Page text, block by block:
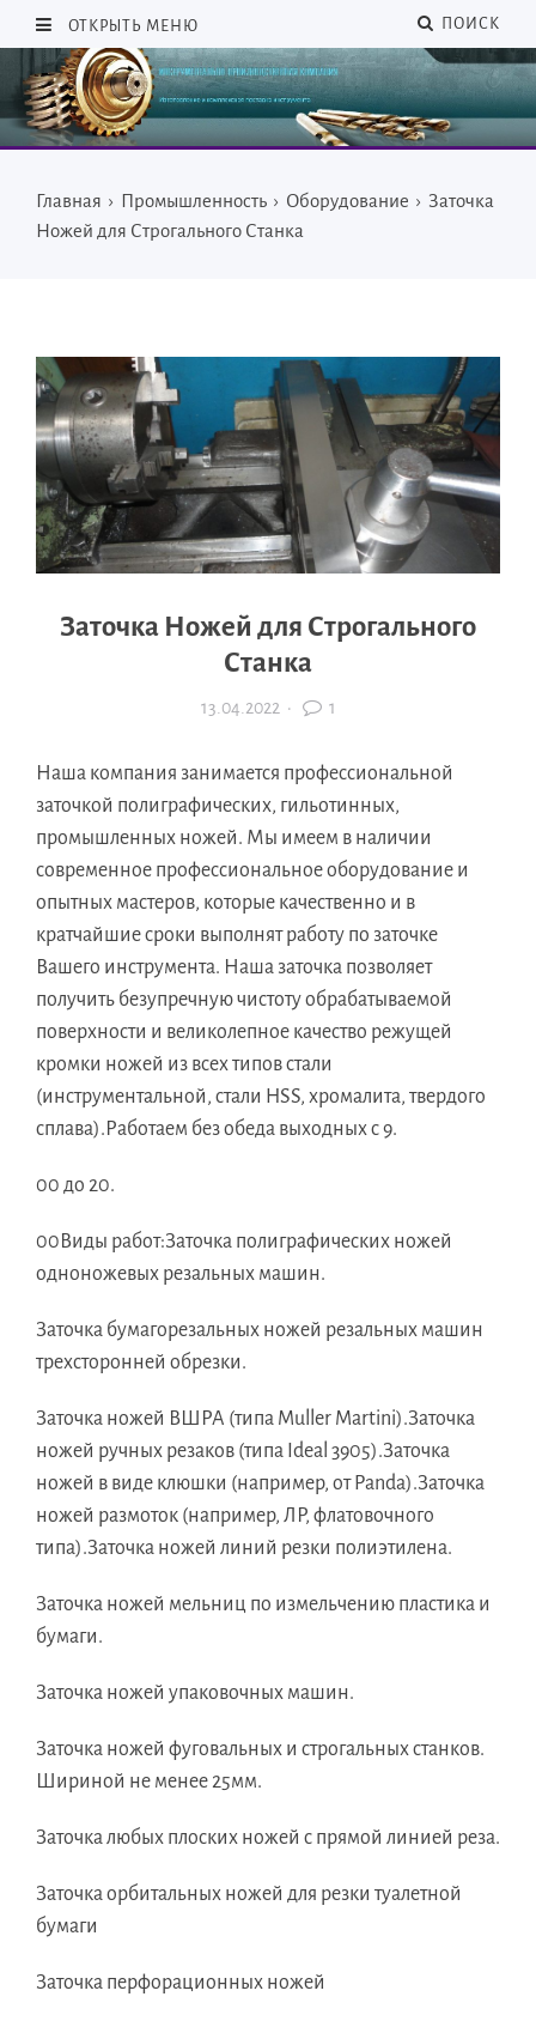
ОТКРЫТЬ МЕНЮ ПОИСК
Главная › Промышленность › Оборудование › Заточка
Ножей для Строгального Станка
Заточка Ножей для Строгального
Станка
13.04.2022· 1
Наша компания занимается профессиональной
заточкой полиграфических, гильотинных,
промышленных ножей. Мы имеем в наличии
современное профессиональное оборудование и
опытных мастеров, которые качественно и в
кратчайшие сроки выполнят работу по заточке
Вашего инструмента. Наша заточка позволяет
получить безупречную чистоту обрабатываемой
поверхности и великолепное качество режущей
кромки ножей из всех типов стали
(инструментальной, стали HSS, хромалита, твердого
сплава).Работаем без обеда выходных с 9.
00 до 20.
00Виды работ:Заточка полиграфических ножей
одноножевых резальных машин.
Заточка бумагорезальных ножей резальных машин
трехсторонней обрезки.
Заточка ножей ВШРА (типа Muller Martini).Заточка
ножей ручных резаков (типа Ideal 3905).Заточка
ножей в виде клюшки (например, от Panda).Заточка
ножей размоток (например, ЛР, флатовочного
типа).Заточка ножей линий резки полиэтилена.
Заточка ножей мельниц по измельчению пластика и
бумаги.
Заточка ножей упаковочных машин.
Заточка ножей фуговальных и строгальных станков.
Шириной не менее 25мм.
Заточка любых плоских ножей с прямой линией реза.
Заточка орбитальных ножей для резки туалетной
бумаги
Заточка перфорационных ножей